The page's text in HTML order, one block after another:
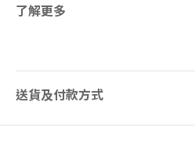
了解更多
送貨及付款方式